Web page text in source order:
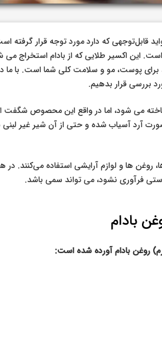
قابل‌توجهی که دارد مورد توجه قرار گرفته
این اکسیر طلایی که از بادام استخراج
پوست، مو و سلامت کلی شما است. با ما
بررسی قرار بدهیم.
می شود، اما در واقع این محصوص شگفت
آرد آسیاب شده و حتی از آن شیر غیر
روغن ها و لوازم آرایشی استفاده می‌کنند.
فرآوری نشود، می تواند سمی باشد.
بادام